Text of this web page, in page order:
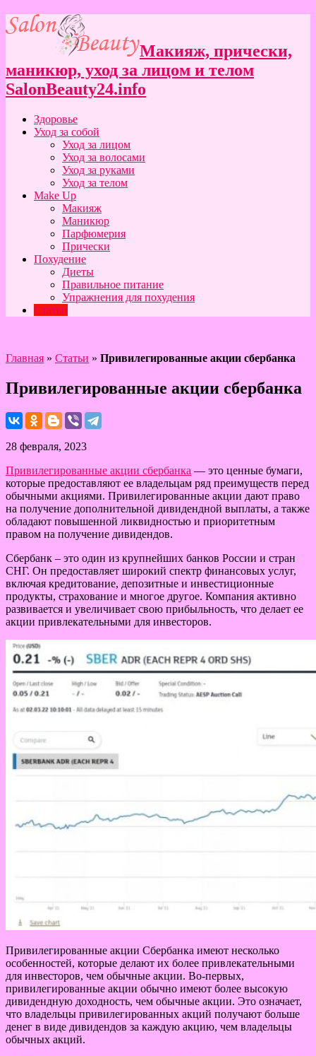
Макияж, прически,
маникюр, уход за лицом и телом
SalonBeauty24.info
Здоровье
Уход за собой
Уход за лицом
Уход за волосами
Уход за руками
Уход за телом
Make Up
Макияж
Маникюр
Парфюмерия
Прически
Похудение
Диеты
Правильное питание
Упражнения для похудения
Статьи
Главная » Статьи » Привилегированные акции сбербанка
Привилегированные акции сбербанка
28 февраля, 2023
Привилегированные акции сбербанка — это ценные бумаги,
которые предоставляют ее владельцам ряд преимуществ перед
обычными акциями. Привилегированные акции дают право
на получение дополнительной дивидендной выплаты, а также
обладают повышенной ликвидностью и приоритетным
правом на получение дивидендов.
Сбербанк – это один из крупнейших банков России и стран
СНГ. Он предоставляет широкий спектр финансовых услуг,
включая кредитование, депозитные и инвестиционные
продукты, страхование и многое другое. Компания активно
развивается и увеличивает свою прибыльность, что делает ее
акции привлекательными для инвесторов.
Привилегированные акции Сбербанка имеют несколько
особенностей, которые делают их более привлекательными
для инвесторов, чем обычные акции. Во-первых,
привилегированные акции обычно имеют более высокую
дивидендную доходность, чем обычные акции. Это означает,
что владельцы привилегированных акций получают больше
денег в виде дивидендов за каждую акцию, чем владельцы
обычных акций.